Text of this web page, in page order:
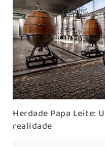
Herdade Papa Leite:
realidade